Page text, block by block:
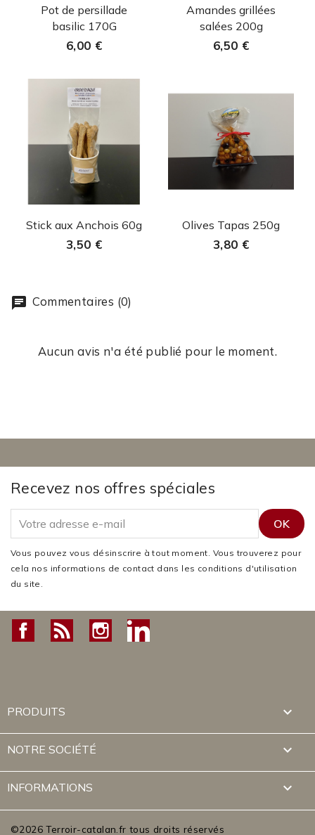
 Aperçu rapide
Pot de persillade
basilic 170G
6,00 €
 Aperçu rapide
Amandes grillées
salées 200g
6,50 €
 Aperçu rapide
Stick aux Anchois 60g
3,50 €
 Aperçu rapide
Olives Tapas 250g
3,80 €
Commentaires (0)
Aucun avis n'a été publié pour le moment.
Recevez nos offres spéciales
Vous pouvez vous désinscrire à tout moment. Vous trouverez pour
cela nos informations de contact dans les conditions d'utilisation
du site.
FacebookRss Instagram
PRODUITS 
NOTRE SOCIÉTÉ 
INFORMATIONS keyboard_arrow_down
©2026 Terroir-catalan.fr tous droits réservés